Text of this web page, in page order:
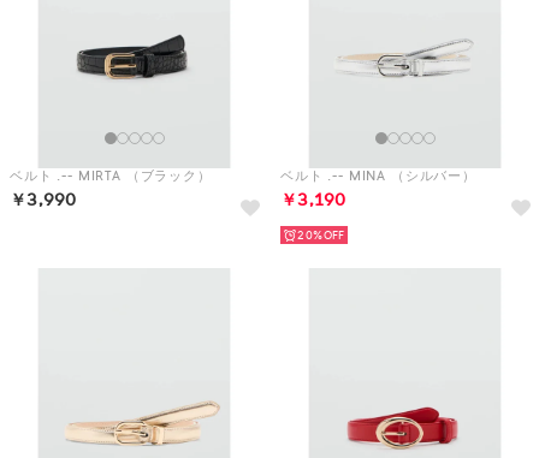
ベルト .-- MIRTA （ブラック）
￥3,990
ベルト .-- MINA （シルバー）
￥3,190
20%